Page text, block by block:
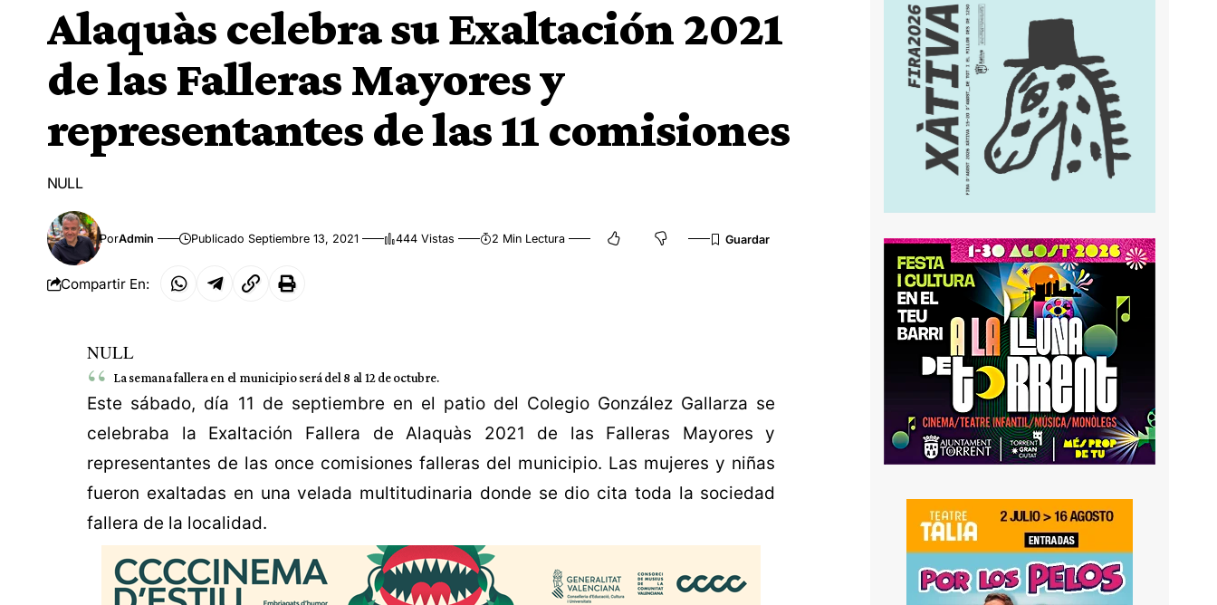
Alaquàs celebra su Exaltación 2021
de las Falleras Mayores y
representantes de las 11 comisiones
NULL
PorAdmin Publicado Septiembre 13, 2021 444 Vistas 2 Min Lectura
Compartir En:
NULL
La semana fallera en el municipio será del 8 al 12 de octubre.
Este sábado, día 11 de septiembre en el patio del Colegio González Gallarza se
celebraba la Exaltación Fallera de Alaquàs 2021 de las Falleras Mayores y
representantes de las once comisiones falleras del municipio. Las mujeres y niñas
fueron exaltadas en una velada multitudinaria donde se dio cita toda la sociedad
fallera de la localidad.